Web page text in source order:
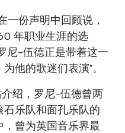
一份声明中回顾说，
年职业生涯的选
尼-伍德正是带着这一
他的歌迷们表演"。
绍，罗尼-伍德曾两
乐队和面孔乐队的
曾为英国音乐界最